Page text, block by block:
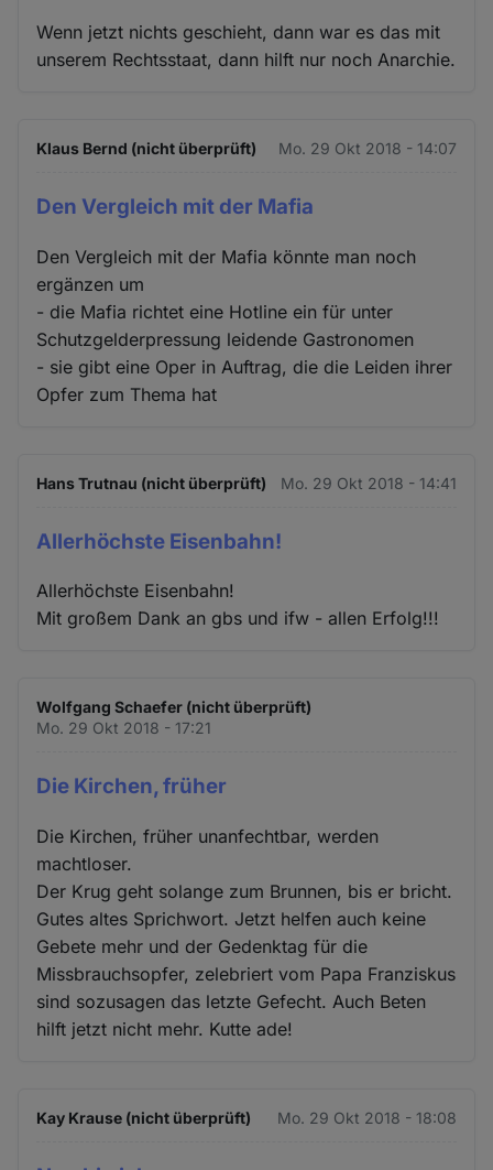
Wenn jetzt nichts geschieht, dann war es das mit
unserem Rechtsstaat, dann hilft nur noch Anarchie.
Klaus Bernd (nicht überprüft) Mo. 29 Okt 2018 - 14:07
Den Vergleich mit der Mafia
Den Vergleich mit der Mafia könnte man noch
ergänzen um
- die Mafia richtet eine Hotline ein für unter
Schutzgelderpressung leidende Gastronomen
- sie gibt eine Oper in Auftrag, die die Leiden ihrer
Opfer zum Thema hat
Hans Trutnau (nicht überprüft) Mo. 29 Okt 2018 - 14:41
Allerhöchste Eisenbahn!
Allerhöchste Eisenbahn!
Mit großem Dank an gbs und ifw - allen Erfolg!!!
Wolfgang Schaefer (nicht überprüft)
Mo. 29 Okt 2018 - 17:21
Die Kirchen, früher
Die Kirchen, früher unanfechtbar, werden
machtloser.
Der Krug geht solange zum Brunnen, bis er bricht.
Gutes altes Sprichwort. Jetzt helfen auch keine
Gebete mehr und der Gedenktag für die
Missbrauchsopfer, zelebriert vom Papa Franziskus
sind sozusagen das letzte Gefecht. Auch Beten
hilft jetzt nicht mehr. Kutte ade!
Kay Krause (nicht überprüft) Mo. 29 Okt 2018 - 18:08